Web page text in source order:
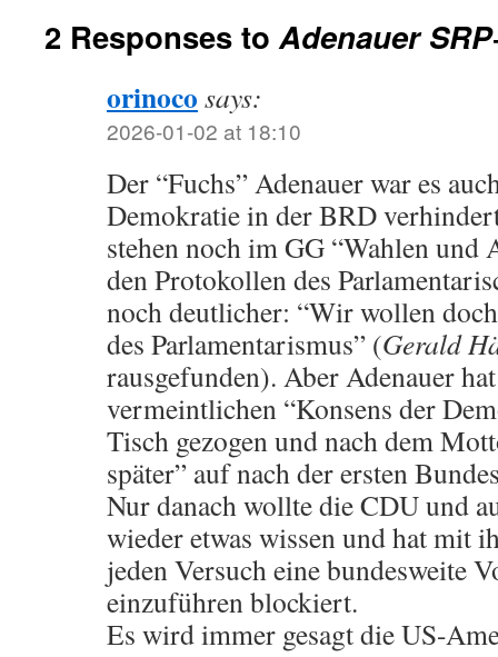
2 Responses toAdenauer
orinoco says:
2026-01-02 at 18:10
Der “Fuchs” Adenauer war es
Demokratie in der BRD
stehen noch im GG “Wahlen und
den Protokollen des
noch deutlicher: “Wir wollen
des Parlamentarismus” (Gerald
rausgefunden). Aber Adenauer
vermeintlichen “Konsens der
Tisch gezogen und nach dem
später” auf nach der ersten
Nur danach wollte die CDU und
wieder etwas wissen und hat mit
jeden Versuch eine bundesweite
einzuführen blockiert.
Es wird immer gesagt die US-